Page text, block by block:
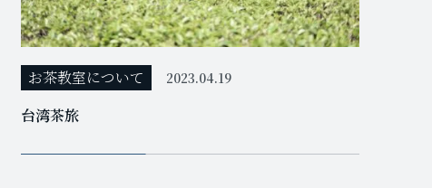
お茶教室について 2023.04.19
台湾茶旅